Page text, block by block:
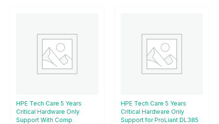
HPE Tech Care 5 Years
Critical Hardware Only
Support With Comp
HPE Tech Care 5 Years
Critical Hardware Only
Support for ProLiant DL385